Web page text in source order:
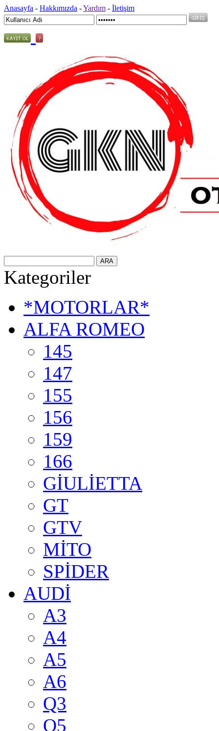
Anasayfa - Hakkımızda -Yardım - İletişim
Kategoriler
*MOTORLAR*
ALFA ROMEO
145
147
155
156
159
166
GİULİETTA
GT
GTV
MİTO
SPİDER
AUDİ
A3
A4
A5
A6
Q3
Q5